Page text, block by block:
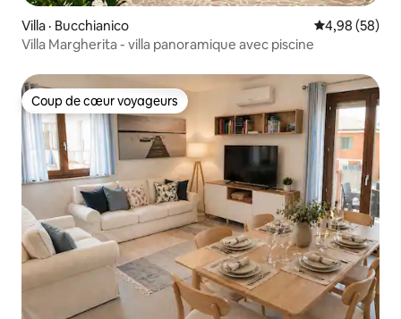
Villa · Bucchianico Note
4,98 (58)
Villa Margherita - villa panoramique avec piscine
Coup de cœur voyageurs
Coup de cœur voyageurs